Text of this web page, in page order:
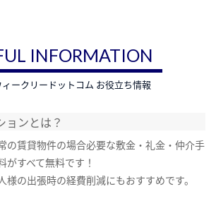
INFORMATION
ークリードットコム お役立ち情報
ョンとは？
の賃貸物件の場合必要な敷金・礼金・仲介手
がすべて無料です！
様の出張時の経費削減にもおすすめです。